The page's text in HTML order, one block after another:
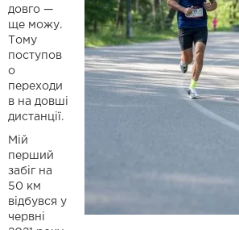
довго —
ще можу.
Тому
поступов
о
переходи
в на довші
дистанції.
Мій
перший
забіг на
50 км
відбувся у
червні